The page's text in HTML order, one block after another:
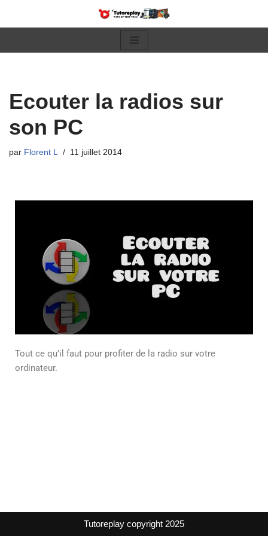
Ecouter la radios sur
son PC
par Florent L 11 juillet 2014
Tout ce qu’il faut pour profiter de la radio sur votre
ordinateur.
Tutoreplay copyright 2025